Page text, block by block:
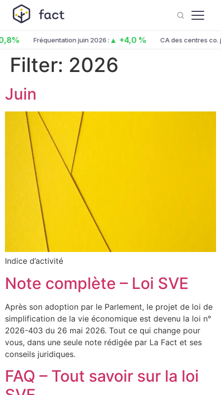
Fréquentation juin 2026 :▲ +4,0 % CA des centres co. juin
Filter: 2026
Juin
Indice d’activité
Note complète – Loi SVE
Après son adoption par le Parlement, le projet de loi de
simplification de la vie économique est devenu la loi n°
2026-403 du 26 mai 2026. Tout ce qui change pour
vous, dans une seule note rédigée par La Fact et ses
conseils juridiques.
FAQ – Tout savoir sur la loi